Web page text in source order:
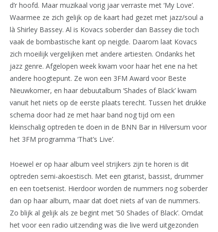
d’r hoofd. Maar muzikaal vorig jaar verraste met ‘My Love’.
Waarmee ze zich gelijk op de kaart had gezet met jazz/soul a
là Shirley Bassey. Al is Kovacs soberder dan Bassey die toch
vaak de bombastische kant op neigde. Daarom laat Kovacs
zich moeilijk vergelijken met andere artiesten. Ondanks het
jazz genre. Afgelopen week kwam voor haar het ene na het
andere hoogtepunt. Ze won een 3FM Award voor Beste
Nieuwkomer, en haar debuutalbum ‘Shades of Black’ kwam
vanuit het niets op de eerste plaats terecht. Tussen het drukke
schema door had ze met haar band nog tijd om een
kleinschalig optreden te doen in de BNN Bar in Hilversum voor
het 3FM programma ‘That’s Live’.
Hoewel er op haar album veel strijkers zijn te horen is dit
optreden semi-akoestisch. Met een gitarist, bassist, drummer
en een toetsenist. Hierdoor worden de nummers nog soberder
dan op haar album, maar dat doet niets af van de nummers.
Zo blijk al gelijk als ze begint met ’50 Shades of Black’. Omdat
het voor een radio uitzending was die live werd uitgezonden